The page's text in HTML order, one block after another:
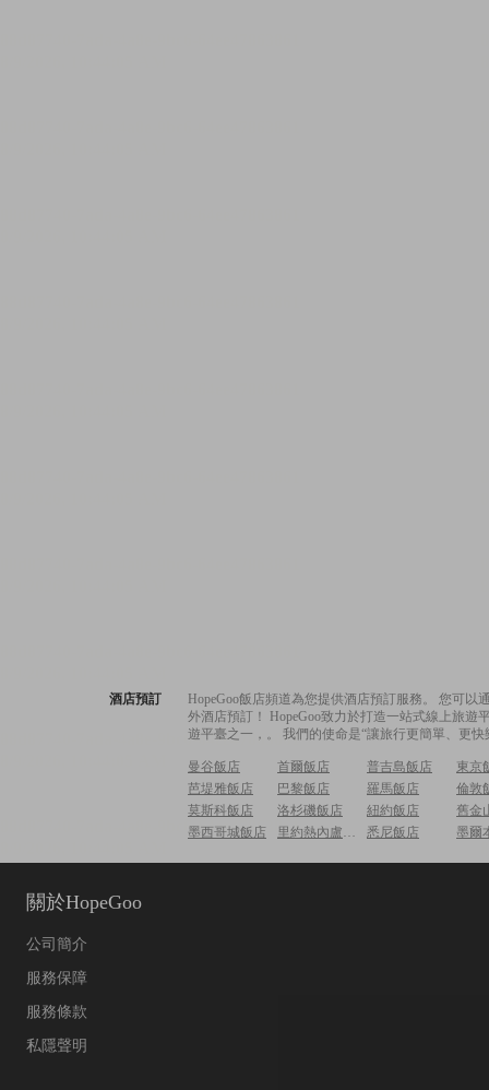
酒店預訂
HopeGoo飯店頻道為您提供酒店預訂服務。 您可
外酒店預訂！ HopeGoo致力於打造一站式線上旅
遊平臺之一，。 我們的使命是“讓旅行更簡單、更
曼谷飯店 首爾飯店 普吉島飯店
東京
芭堤雅飯店
巴黎飯店 羅馬飯店
倫敦
莫斯科飯店
洛杉磯飯店 紐約飯店
舊金
墨西哥城飯店
里約熱內盧飯店 悉尼飯店 墨爾
關於HopeGoo
公司簡介
服務保障
服務條款
私隱聲明